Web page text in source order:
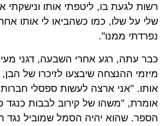
רשות לגעת בו, ליטפתי אותו
שלי על שלו, כמו כשהביאו לי אותו
נפרדתי ממנו".
כבר עתה, רגע אחרי השבעה, דגני
מיזמי ההנצחה שיבצעו לזיכרו של הבן,
אותו. "אני ארצה לעשות ספסלי
אומרת, "משהו של קירוב לבבות כנגד
הספר. שהוא יהיה הסמל שמוביל נגד